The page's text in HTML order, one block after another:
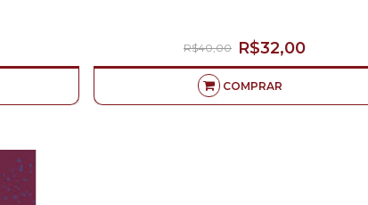
R$32,00
R$40,00
COMPRAR